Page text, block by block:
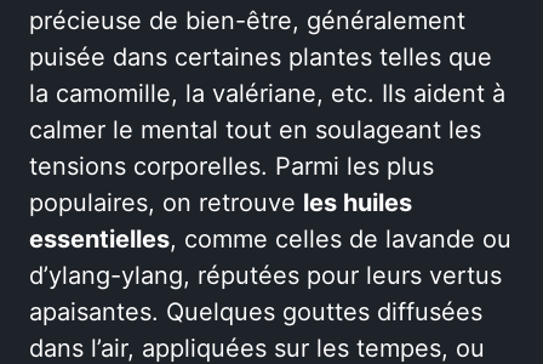
précieuse de bien-être, généralement
puisée dans certaines plantes telles que
la camomille, la valériane, etc. Ils aident à
calmer le mental tout en soulageant les
tensions corporelles. Parmi les plus
populaires, on retrouve les huiles
essentielles, comme celles de lavande ou
d’ylang-ylang, réputées pour leurs vertus
apaisantes. Quelques gouttes diffusées
dans l’air, appliquées sur les tempes, ou